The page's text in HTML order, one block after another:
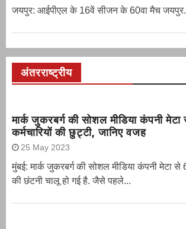
जयपुर: आईपीएल के 16वें सीजन के 60वा मैच
अंतरराष्ट्रीय
मार्क जुकरबर्ग की सोशल मीडिया कंपनी
कर्मचारियों की छुट्टी, जानिए वजह
25 May 2023
मुंबई: मार्क जुकरबर्ग की सोशल मीडिया कंपनी मेटा से
की छंटनी चालू हो गई है. जैसे पहले...